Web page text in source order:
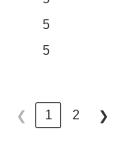
5
5
❮ 1 2 ❯